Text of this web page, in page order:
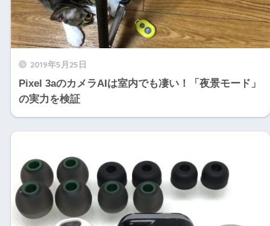
2019年5月25日
Pixel 3aのカメラAIは室内でも凄い！「夜景モード」
の実力を検証